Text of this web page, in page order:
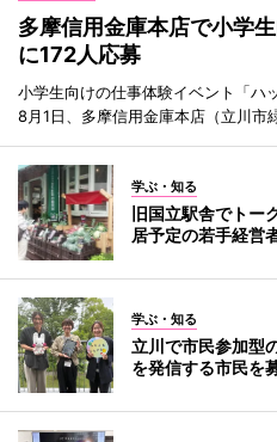
多摩信用金庫本店で小学
に172人応募
小学生向けの仕事体験イベント「ハ
8月1日、多摩信用金庫本店（立川市
学ぶ・知る
旧国立駅舎でト
居予定の若手経営
学ぶ・知る
立川で市民参加型
を発信する市民を